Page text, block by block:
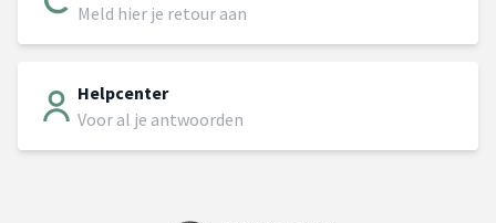
Meld hier je retour aan
Helpcenter
Voor al je antwoorden